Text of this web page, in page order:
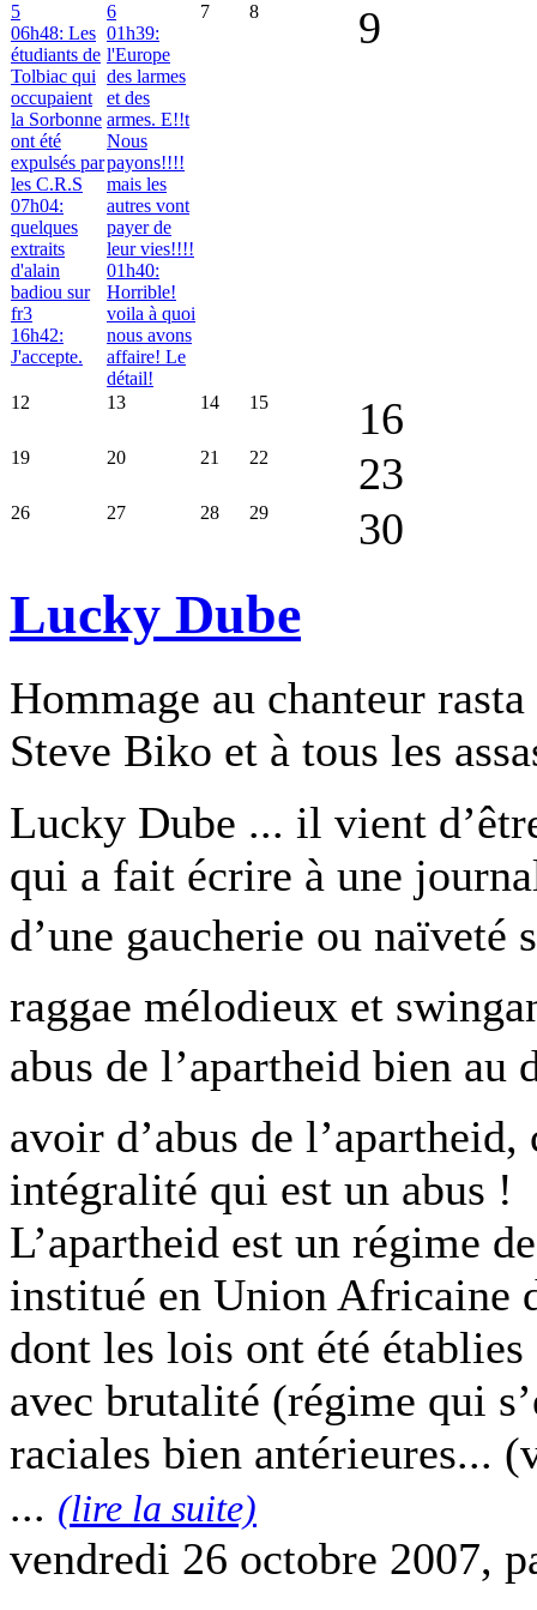
5
06h48: Les
étudiants de
Tolbiac qui
occupaient
la Sorbonne
ont été
expulsés par
les C.R.S
07h04:
quelques
extraits
d'alain
badiou sur
fr3
16h42:
J'accepte.
6
01h39:
l'Europe
des larmes
et des
armes. E!!t
Nous
payons!!!!
mais les
autres vont
payer de
leur vies!!!!
01h40:
Horrible!
voila à quoi
nous avons
affaire! Le
détail!
7 8 9
12 13 14 15 16
19 20 21 22 23
26 27 28 29 30
Lucky Dube
Hommage au chanteur
Steve Biko et à tous les
Lucky Dube ... il vient
qui a fait écrire à une
d’une gaucherie ou naïveté
raggae mélodieux et
abus de l’apartheid bien au
avoir d’abus de
intégralité qui est un abus !
L’apartheid est un régime
institué en Union Africaine
dont les lois ont été
avec brutalité (régime qui
raciales bien antérieures...
... (lire la suite)
vendredi 26 octobre 2007,